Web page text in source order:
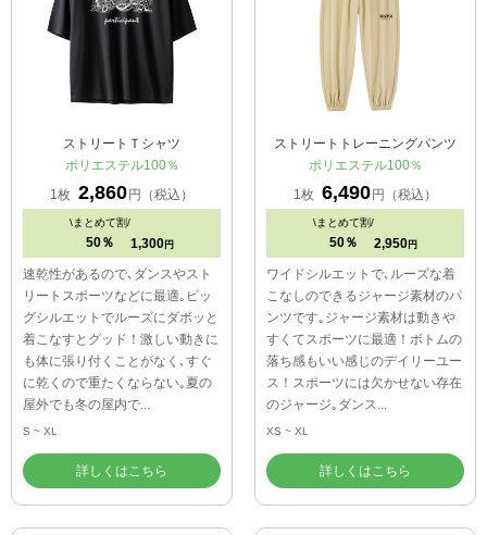
ストリートＴシャツ
ポリエステル100％
1枚 2,860 円（税込）
\まとめて割/
50％ 1,300 円
速乾性があるので､ダンスやスト
リートスポーツなどに最適｡ビッ
グシルエットでルーズにダボッと
着こなすとグッド！激しい動きに
も体に張り付くことがなく､すぐ
に乾くので重たくならない｡夏の
屋外でも冬の屋内で...
S ~ XL
詳しくはこちら
ストリートトレーニングパンツ
ポリエステル100％
1枚 6,490 円（税込）
\まとめて割/
50％ 2,950 円
ワイドシルエットで､ルーズな着
こなしのできるジャージ素材のパ
ンツです｡ジャージ素材は動きや
すくてスポーツに最適！ボトムの
落ち感もいい感じのデイリーユー
ス！スポーツには欠かせない存在
のジャージ｡ダンス...
XS ~ XL
詳しくはこちら